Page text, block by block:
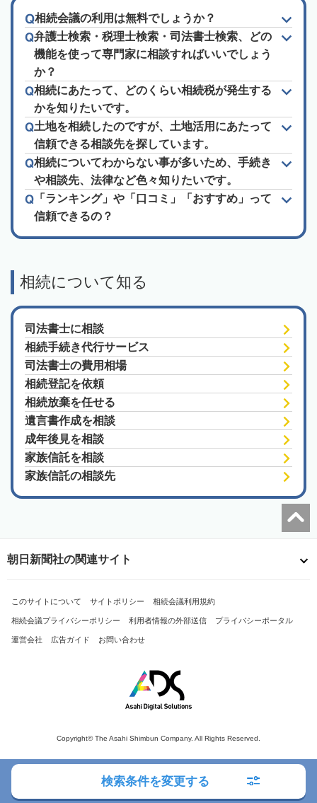
相続会議の利用は無料でしょうか？
弁護士検索・税理士検索・司法書士検索、どの
機能を使って専門家に相談すればいいでしょう
か？
相続にあたって、どのくらい相続税が発生する
かを知りたいです。
土地を相続したのですが、土地活用にあたって
信頼できる相談先を探しています。
相続についてわからない事が多いため、手続き
や相談先、法律など色々知りたいです。
「ランキング」や「口コミ」「おすすめ」って
信頼できるの？
相続について知る
司法書士に相談
相続手続き代行サービス
司法書士の費用相場
相続登記を依頼
相続放棄を任せる
遺言書作成を相談
成年後見を相談
家族信託を相談
家族信託の相談先
検索条件を変更する
朝日新聞社の関連サイト
このサイトについて サイトポリシー 相続会議利用規約
相続会議プライバシーポリシー 利用者情報の外部送信 プライバシーポータル
運営会社 広告ガイド お問い合わせ
Copyright© The Asahi Shimbun Company. All Rights Reserved.